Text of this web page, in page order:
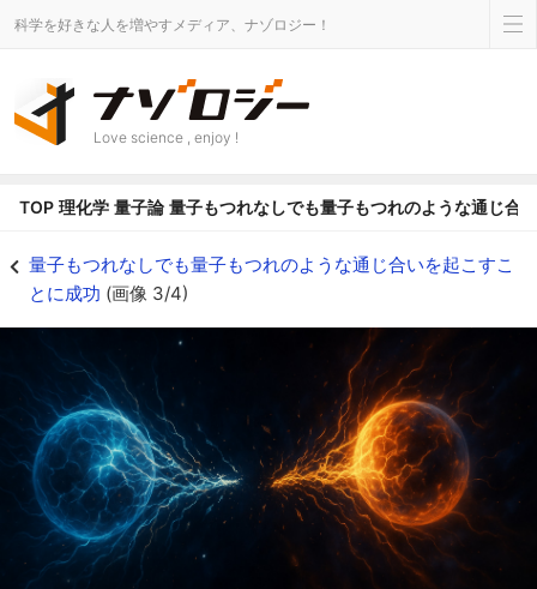
科学を好きな人を増やすメディア、ナゾロジー！
Love science , enjoy !
TOP 理化学 量子論 量子もつれなしでも量子もつれのような通じ合
量子もつれなしでも量子もつれのような通じ合いを起こすこ
とに成功 (画像 3/4)